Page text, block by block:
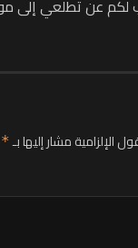
عن تطلعي إلى
الإلزامية مشار إليها بـ*